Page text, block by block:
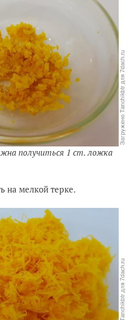
получиться 1 ст. ложка
на мелкой терке.